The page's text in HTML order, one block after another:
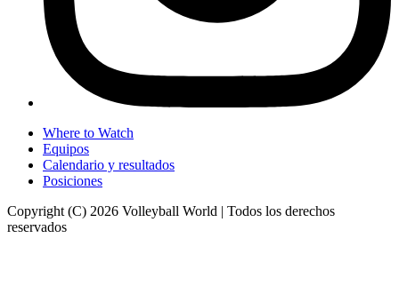
Where to Watch
Equipos
Calendario y resultados
Posiciones
Copyright (C) 2026 Volleyball World | Todos los derechos
reservados